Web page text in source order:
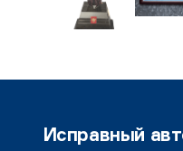
Исправный